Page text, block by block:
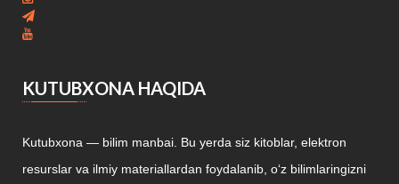
KUTUBXONA HAQIDA
Kutubxona — bilim manbai. Bu yerda siz kitoblar, elektron
resurslar va ilmiy materiallardan foydalanib, o‘z bilimlaringizni